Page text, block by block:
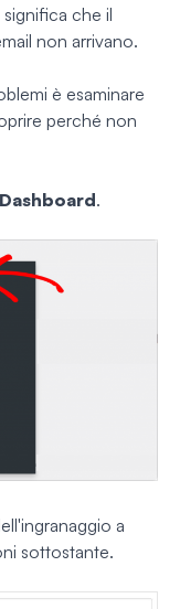
che il
non arrivano.
è esaminare
perché non
.
a
sottostante.